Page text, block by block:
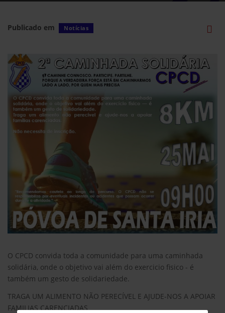
Publicado em Notícias
O CPCD convida toda a comunidade para uma caminhada
solidária, onde o objetivo vai além do exercicio fisico - é
também um gesto de solidariedade.
TRAGA UM ALIMENTO NÃO PERECÍVEL E AJUDE-NOS A APOIAR
FAMILIAS CARENCIADAS